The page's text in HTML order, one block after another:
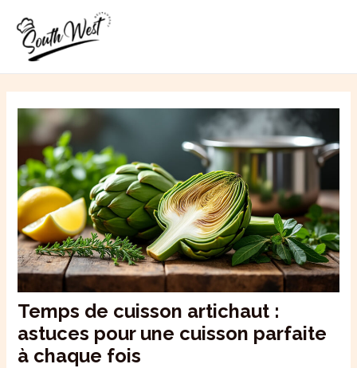
contenu
Temps de cuisson artichaut :
astuces pour une cuisson parfaite
à chaque fois